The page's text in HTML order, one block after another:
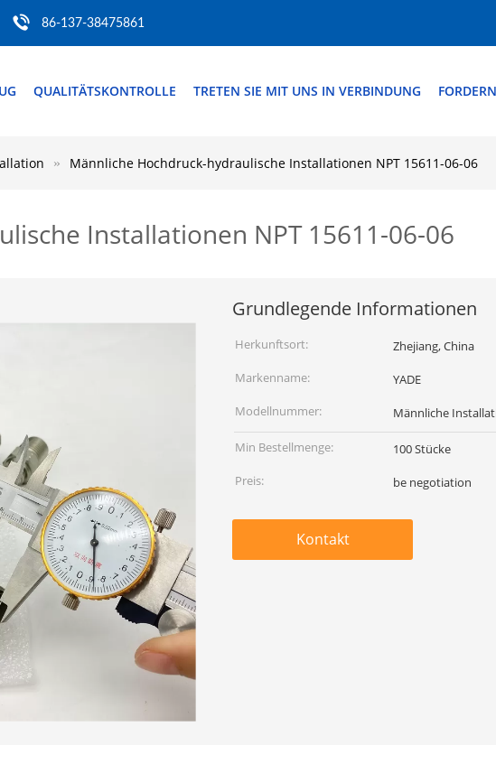
86-137-38475861
QUALITÄTSKONTROLLE TRETEN SIE MIT UNS IN VERBINDUNG
Männliche Hochdruck-hydraulische Installationen NPT 15611-06-06
Installationen NPT 15611-06-06
Grundlegende Informationen
Herkunftsort:
Zhejiang, China
Markenname:
YADE
Modellnummer:
Männliche
Min Bestellmenge:
100 Stücke
Preis:
be negotiation
Kontakt